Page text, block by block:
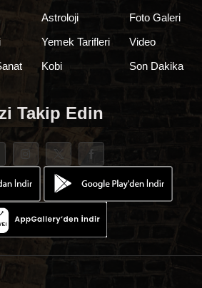
Astroloji
Yemek Tarifleri
Kobi
Foto Galeri
Video
Son Dakika
Takip Edin